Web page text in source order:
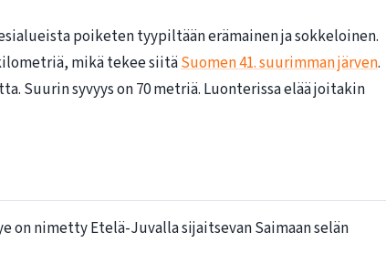
poiketen tyypiltään erämainen ja sokkeloinen.
mikä tekee siitäSuomen 41. suurimman järven.
Suurin syvyys on 70 metriä. Luonterissa elää joitakin
on nimetty Etelä-Juvalla sijaitsevan Saimaan selän